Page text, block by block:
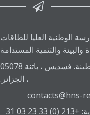
الوطنية العليا للطاقات
والبيئة والتنمية المستدامة
طريق قسنطينة. فسديس ، باتنة 05078
، الجزائر.
contacts@hns-
23 03 31